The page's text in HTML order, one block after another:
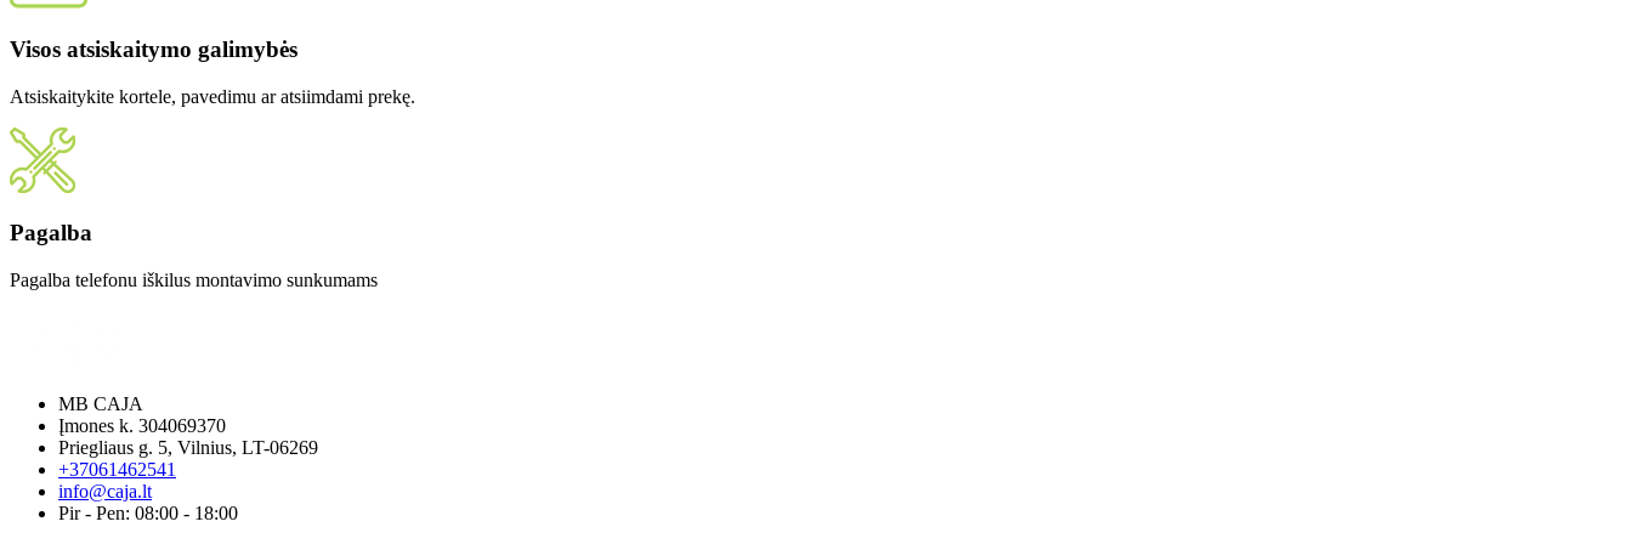
Visos atsiskaitymo galimybės
Atsiskaitykite kortele, pavedimu ar atsiimdami prekę.
Pagalba
Pagalba telefonu iškilus montavimo sunkumams
MB CAJA
Įmones k. 304069370
Priegliaus g. 5, Vilnius, LT-06269
+37061462541
info@caja.lt
Pir - Pen: 08:00 - 18:00